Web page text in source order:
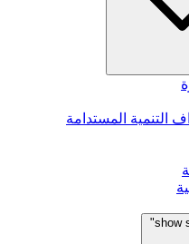
التنمية المستدامة
show